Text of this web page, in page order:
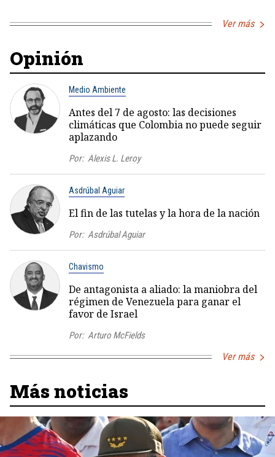
Ver más
Opinión
Medio Ambiente
Antes del 7 de agosto: las decisiones
climáticas que Colombia no puede seguir
aplazando
Por: Alexis L. Leroy
Asdrúbal Aguiar
El fin de las tutelas y la hora de la nación
Por: Asdrúbal Aguiar
Chavismo
De antagonista a aliado: la maniobra del
régimen de Venezuela para ganar el
favor de Israel
Por: Arturo McFields
Ver más
Más noticias